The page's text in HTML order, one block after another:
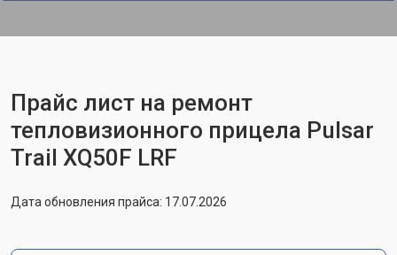
Прайс лист на ремонт
тепловизионного прицела Pulsar
Trail XQ50F LRF
Дата обновления прайса: 17.07.2026